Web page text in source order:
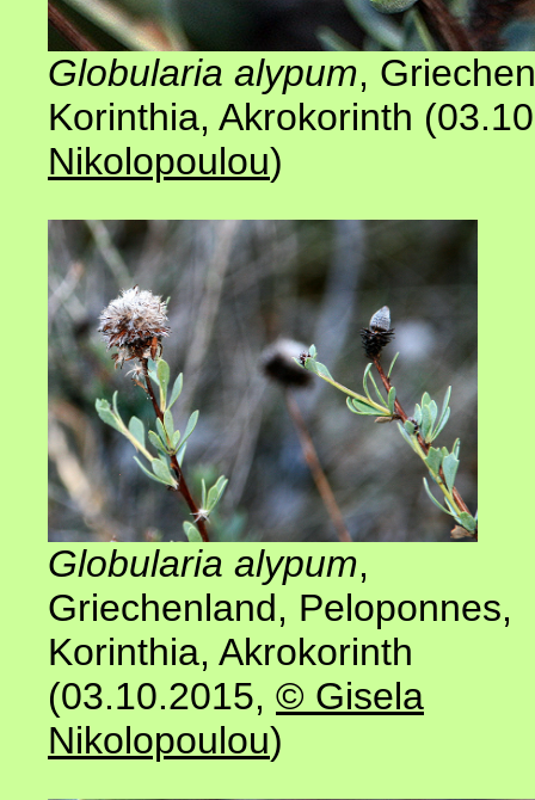
Globularia alypum,
Korinthia, Akrokorinth
Nikolopoulou)
Globularia alypum,
Griechenland, Peloponnes,
Korinthia, Akrokorinth
(03.10.2015, © Gisela
Nikolopoulou)